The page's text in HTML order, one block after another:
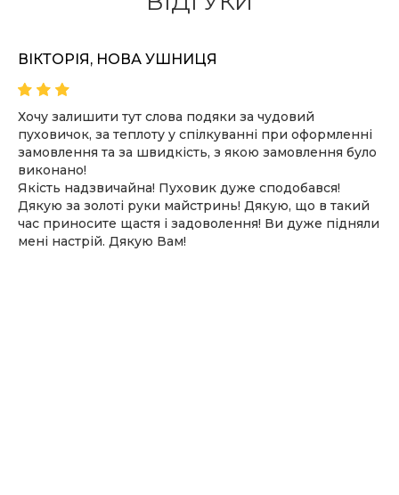
ВІКТОРІЯ, НОВА УШНИЦЯ
Хочу залишити тут слова подяки за чудовий
пуховичок, за теплоту у спілкуванні при оформленні
замовлення та за швидкість, з якою замовлення було
виконано!
Якість надзвичайна! Пуховик дуже сподобався!
Дякую за золоті руки майстринь! Дякую, що в такий
час приносите щастя і задоволення! Ви дуже підняли
мені настрій. Дякую Вам!